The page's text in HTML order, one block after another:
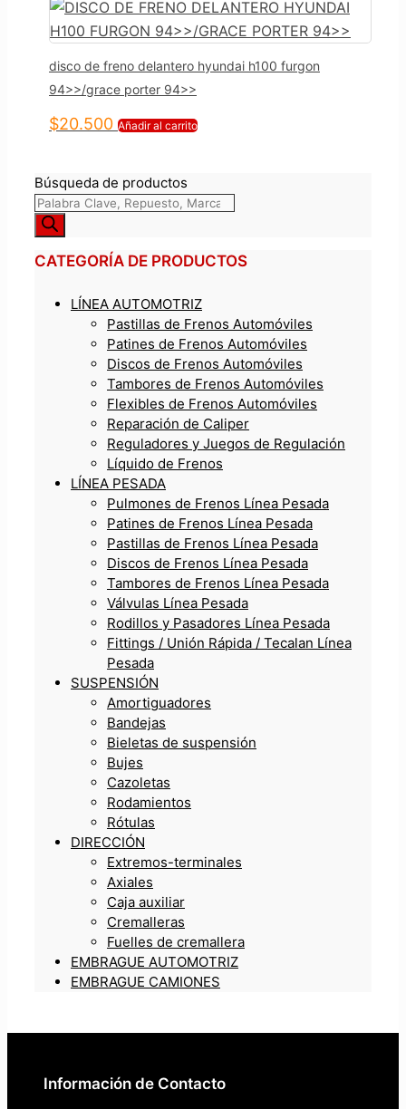
disco de freno delantero hyundai h100 furgon
94>>/grace porter 94>>
$20.500 Añadir al carrito
Búsqueda de productos
CATEGORÍA DE PRODUCTOS
LÍNEA AUTOMOTRIZ
Pastillas de Frenos Automóviles
Patines de Frenos Automóviles
Discos de Frenos Automóviles
Tambores de Frenos Automóviles
Flexibles de Frenos Automóviles
Reparación de Caliper
Reguladores y Juegos de Regulación
Líquido de Frenos
LÍNEA PESADA
Pulmones de Frenos Línea Pesada
Patines de Frenos Línea Pesada
Pastillas de Frenos Línea Pesada
Discos de Frenos Línea Pesada
Tambores de Frenos Línea Pesada
Válvulas Línea Pesada
Rodillos y Pasadores Línea Pesada
Fittings / Unión Rápida / Tecalan Línea
Pesada
SUSPENSIÓN
Amortiguadores
Bandejas
Bieletas de suspensión
Bujes
Cazoletas
Rodamientos
Rótulas
DIRECCIÓN
Extremos-terminales
Axiales
Caja auxiliar
Cremalleras
Fuelles de cremallera
EMBRAGUE AUTOMOTRIZ
EMBRAGUE CAMIONES
Información de Contacto